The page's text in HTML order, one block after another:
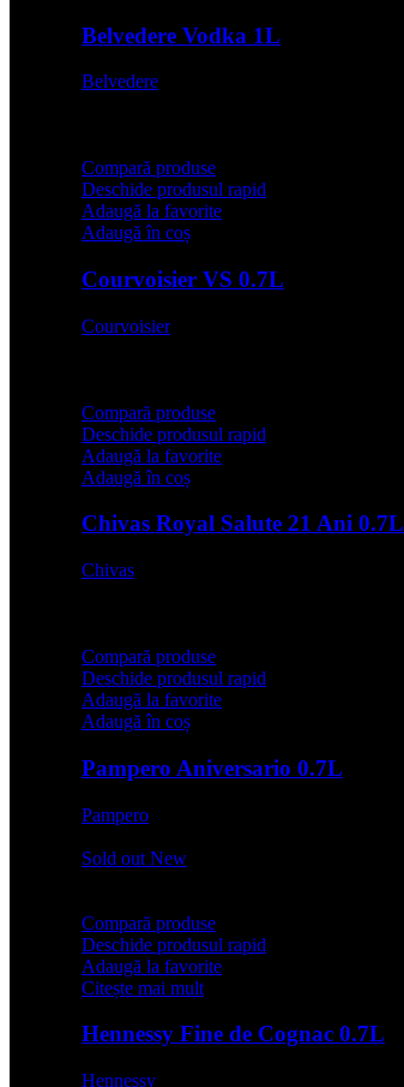
Belvedere Vodka 1L
Belvedere
Compară produse
Deschide produsul rapid
Adaugă la favorite
Adaugă în coș
Courvoisier VS 0.7L
Courvoisier
Compară produse
Deschide produsul rapid
Adaugă la favorite
Adaugă în coș
Chivas Royal Salute 21 Ani 0.7L
Chivas
Compară produse
Deschide produsul rapid
Adaugă la favorite
Adaugă în coș
Pampero Aniversario 0.7L
Pampero
Sold out New
Compară produse
Deschide produsul rapid
Adaugă la favorite
Citește mai mult
Hennessy Fine de Cognac 0.7L
Hennessy